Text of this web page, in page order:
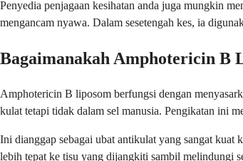
Penyedia penjagaan kesihatan anda juga mungkin
mengancam nyawa. Dalam sesetengah kes, ia
Bagaimanakah Amphotericin B
Amphotericin B liposom berfungsi dengan
kulat tetapi tidak dalam sel manusia. Pengikatan ini
Ini dianggap sebagai ubat antikulat yang sangat kuat
lebih tepat ke tisu yang dijangkiti sambil melindungi